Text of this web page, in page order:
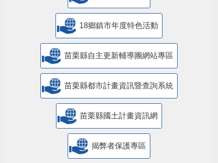
18鄉鎮市年度特色活動
苗栗縣自主更新輔導團網站專區
苗栗縣都市計畫資訊暨查詢系統
苗栗縣國土計畫資訊網
揭弊者保護專區